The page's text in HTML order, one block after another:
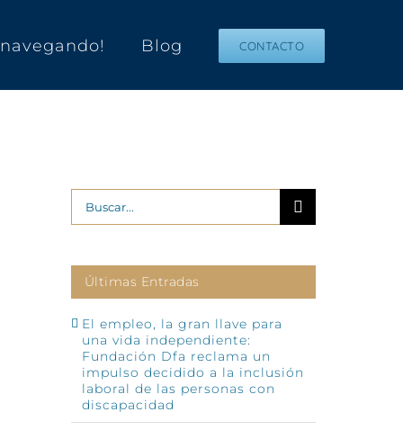
navegando! Blog CONTACTO
Buscar:
Últimas Entradas
El empleo, la gran llave para
una vida independiente:
Fundación Dfa reclama un
impulso decidido a la inclusión
laboral de las personas con
discapacidad